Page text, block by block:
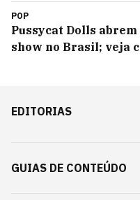
POP
Pussycat Dolls
show no Brasil; veja
EDITORIAS
GUIAS DE CONTEÚDO